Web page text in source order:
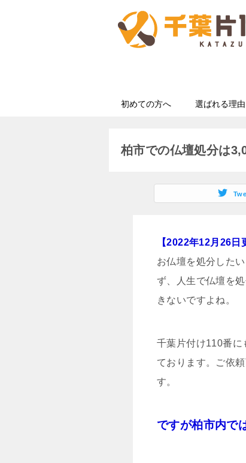
初めての方へ 選ばれる理由
柏市での仏壇処分は
【2022年12月26日
お仏壇を処分した
ず、人生で仏壇を
きないですよね。
千葉片付け110番
ております。ご依
す。
ですが柏市内で